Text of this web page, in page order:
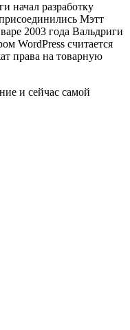
начал разработку
Мэтт
2003 года Вальдриги
WordPress считается
права на товарную
и сейчас самой